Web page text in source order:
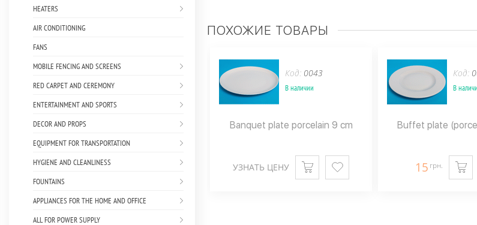
HEATERS
AIR CONDITIONING
FANS
MOBILE FENCING AND SCREENS
RED CARPET AND CEREMONY
ENTERTAINMENT AND SPORTS
DECOR AND PROPS
EQUIPMENT FOR TRANSPORTATION
HYGIENE AND CLEANLINESS
FOUNTAINS
APPLIANCES FOR THE HOME AND OFFICE
ALL FOR POWER SUPPLY
ПОХОЖИЕ ТОВАРЫ
Код: 0043
В наличии
Banquet plate porcelain 9 cm
УЗНАТЬ ЦЕНУ
Код:
В
Buffet plate
15 грн.